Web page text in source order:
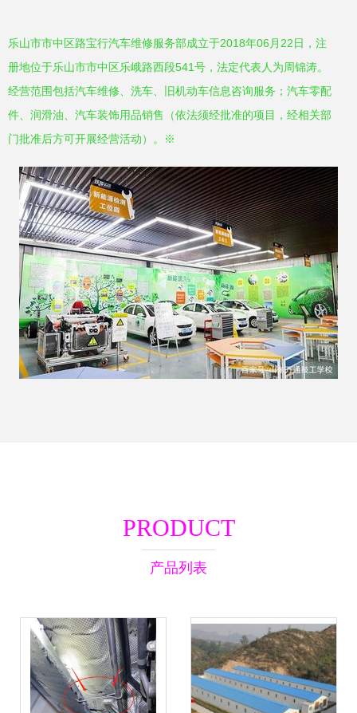
乐山市市中区路宝行汽车维修服务部成立于2018年06月22日，注
册地位于乐山市市中区乐峨路西段541号，法定代表人为周锦涛。
经营范围包括汽车维修、洗车、旧机动车信息咨询服务；汽车零配
件、润滑油、汽车装饰用品销售（依法须经批准的项目，经相关部
门批准后方可开展经营活动）。※
PRODUCT
产品列表